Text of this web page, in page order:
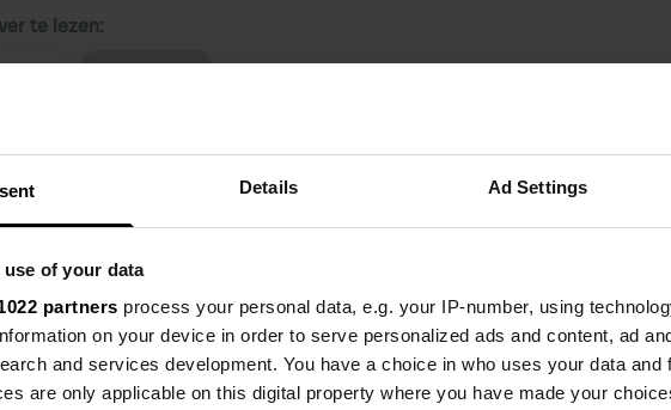
Details Ad Settings
of your data
partners process your personal data, e.g. your IP-number, using
on your device in order to serve personalized ads and content, ad
and services development. You have a choice in who uses your data and
are only applicable on this digital property where you have made your
te lezen:
van filters op de reviews
zelf
prima prijs/kwaliteit verhouding. wij betaalden
22 euro voor camper met 2 personen.
beheerder is vriendelijk sanitair is schoon en